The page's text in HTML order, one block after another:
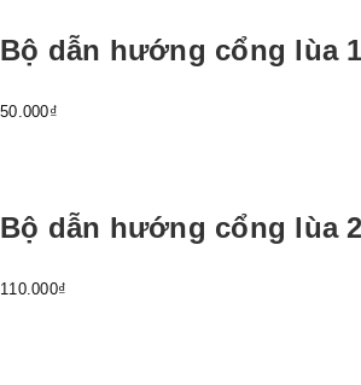
Bộ dẫn hướng cổng lùa
50.000₫
Bộ dẫn hướng cổng lùa
110.000₫